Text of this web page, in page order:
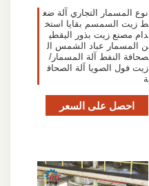
نوع المسمار التجاري آلة ضغ
ط زيت السمسم بقايا استخ
دام مصنع زيت بذور اليقطي
ن المسمار عباد الشمس ال
صحافة النفط آلة المسمار/
زيت فول الصويا آلة الصحاف
ة
احصل على السعر